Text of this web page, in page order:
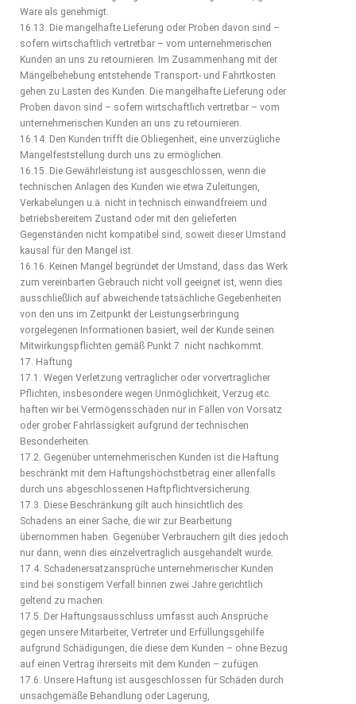
Ware als genehmigt.
16.13. Die mangelhafte Lieferung oder Proben davon sind –
sofern wirtschaftlich vertretbar – vom unternehmerischen
Kunden an uns zu retournieren. Im Zusammenhang mit der
Mängelbehebung entstehende Transport- und Fahrtkosten
gehen zu Lasten des Kunden. Die mangelhafte Lieferung oder
Proben davon sind – sofern wirtschaftlich vertretbar – vom
unternehmerischen Kunden an uns zu retournieren.
16.14. Den Kunden trifft die Obliegenheit, eine unverzügliche
Mangelfeststellung durch uns zu ermöglichen.
16.15. Die Gewährleistung ist ausgeschlossen, wenn die
technischen Anlagen des Kunden wie etwa Zuleitungen,
Verkabelungen u.ä. nicht in technisch einwandfreiem und
betriebsbereitem Zustand oder mit den gelieferten
Gegenständen nicht kompatibel sind, soweit dieser Umstand
kausal für den Mangel ist.
16.16. Keinen Mangel begründet der Umstand, dass das Werk
zum vereinbarten Gebrauch nicht voll geeignet ist, wenn dies
ausschließlich auf abweichende tatsächliche Gegebenheiten
von den uns im Zeitpunkt der Leistungserbringung
vorgelegenen Informationen basiert, weil der Kunde seinen
Mitwirkungspflichten gemäß Punkt 7. nicht nachkommt.
17. Haftung
17.1. Wegen Verletzung vertraglicher oder vorvertraglicher
Pflichten, insbesondere wegen Unmöglichkeit, Verzug etc.
haften wir bei Vermögensschäden nur in Fällen von Vorsatz
oder grober Fahrlässigkeit aufgrund der technischen
Besonderheiten.
17.2. Gegenüber unternehmerischen Kunden ist die Haftung
beschränkt mit dem Haftungshöchstbetrag einer allenfalls
durch uns abgeschlossenen Haftpflichtversicherung.
17.3. Diese Beschränkung gilt auch hinsichtlich des
Schadens an einer Sache, die wir zur Bearbeitung
übernommen haben. Gegenüber Verbrauchern gilt dies jedoch
nur dann, wenn dies einzelvertraglich ausgehandelt wurde.
17.4. Schadenersatzansprüche unternehmerischer Kunden
sind bei sonstigem Verfall binnen zwei Jahre gerichtlich
geltend zu machen.
17.5. Der Haftungsausschluss umfasst auch Ansprüche
gegen unsere Mitarbeiter, Vertreter und Erfüllungsgehilfe
aufgrund Schädigungen, die diese dem Kunden – ohne Bezug
auf einen Vertrag ihrerseits mit dem Kunden – zufügen.
17.6. Unsere Haftung ist ausgeschlossen für Schäden durch
unsachgemäße Behandlung oder Lagerung,